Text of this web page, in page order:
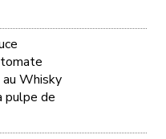
Whisky
pulpe de